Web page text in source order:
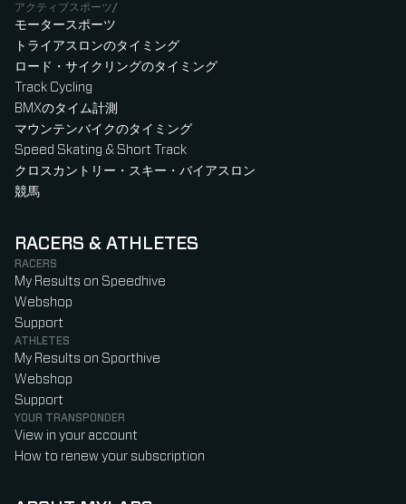
アクティブスポーツ/
モータースポーツ
トライアスロンのタイミング
ロード・サイクリングのタイミング
Track Cycling
BMXのタイム計測
マウンテンバイクのタイミング
Speed Skating & Short Track
クロスカントリー・スキー・バイアスロン
競馬
RACERS & ATHLETES
RACERS
My Results on Speedhive
Webshop
Support
ATHLETES
My Results on Sporthive
Webshop
Support
YOUR TRANSPONDER
View in your account
How to renew your subscription